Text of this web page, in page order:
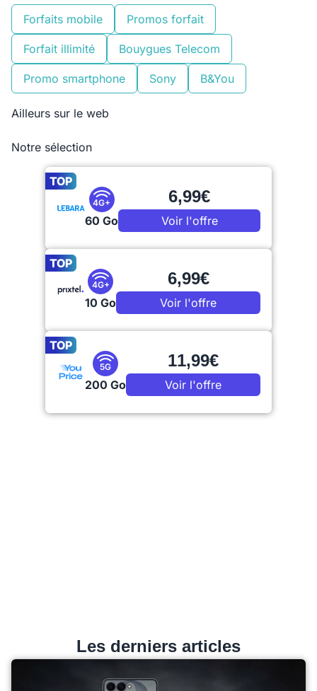
Forfaits mobile Promos forfait
Forfait illimité Bouygues Telecom
Promo smartphone Sony B&You
Ailleurs sur le web
Notre sélection
TOP
4G+
60 Go
6,99€
Voir l'offre
TOP
4G+
10 Go
6,99€
Voir l'offre
TOP
5G
200 Go
11,99€
Voir l'offre
Les derniers articles